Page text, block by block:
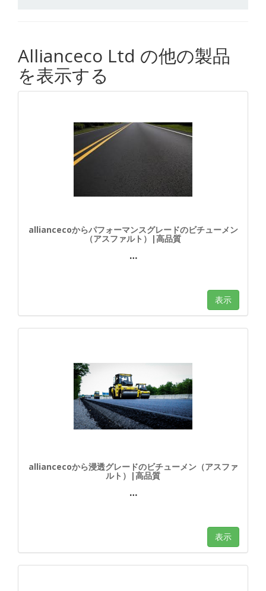
Allianceco Ltd の他の製品
を表示する
alliancecoからパフォーマンスグレードのビチューメン
（アスファルト）|高品質
…
表示
alliancecoから浸透グレードのビチューメン（アスファ
ルト）|高品質
…
表示